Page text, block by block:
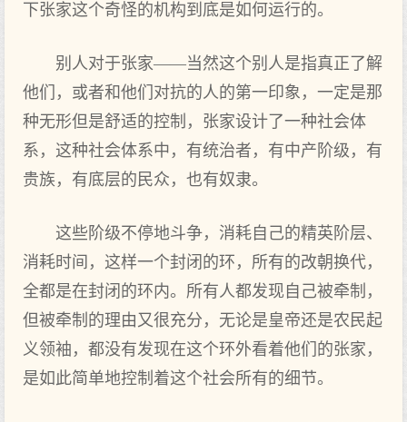
下张家这个奇怪的机构到底是如何运行的。
别人对于张家——当然这个别人是指真正了解
他们，或者和他们对抗的人的第一印象，一定是那
种无形但是舒适的控制，张家设计了一种社会体
系，这种社会体系中，有统治者，有中产阶级，有
贵族，有底层的民众，也有奴隶。
这些阶级不停地斗争，消耗自己的精英阶层、
消耗时间，这样一个封闭的环，所有的改朝换代，
全都是在封闭的环内。所有人都发现自己被牵制，
但被牵制的理由又很充分，无论是皇帝还是农民起
义领袖，都没有发现在这个环外看着他们的张家，
是如此简单地控制着这个社会所有的细节。